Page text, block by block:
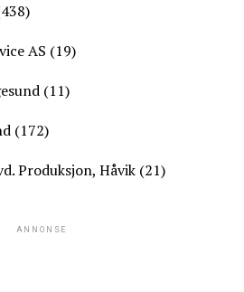
AS (19)
(11)
(172)
Produksjon, Håvik (21)
ANNONSE